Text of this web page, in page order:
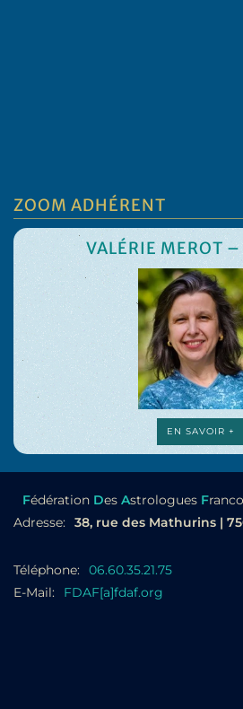
ZOOM ADHÉRENT
VALÉRIE MEROT –
EN SAVOIR +
Fédération Des Astrologues F
Adresse:
38, rue des Mathurins |
Téléphone:
06.60.35.21.75
E-Mail:
FDAF[a]fdaf.org